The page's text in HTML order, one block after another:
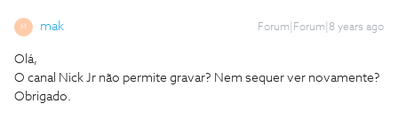
M mak Forum|Forum|8 years ago
Olá,
O canal Nick Jr não permite gravar? Nem sequer ver novamente?
Obrigado.